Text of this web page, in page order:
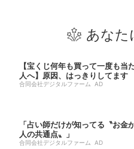
あなた
【宝くじ何年も買って一度も当
人へ】原因、はっきりしてます
合同会社デジタルファーム AD
「占い師だけが知ってる〝お金
人の共通点〟」
合同会社デジタルファーム AD